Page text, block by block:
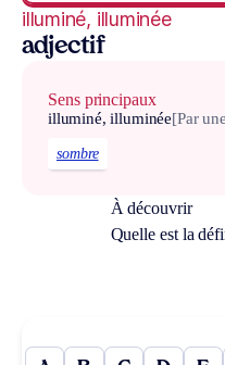
illuminé, illuminée
adjectif
Sens principaux
illuminé, illuminée[Par
sombre
À découvrir
Quelle est la